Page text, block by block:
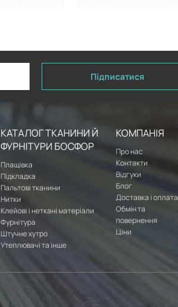
Підписатися
КАТАЛОГ ТКАНИНИ Й
ФУРНІТУРИ БОСФОР
Плащівка
Підкладка
Пальтові тканини
Нитки
Клейові і неткані матеріали
Фурнітура
Штучне хутро
Утеплювачі та інше
КОМПАНІЯ
Про нас
Контакти
Відгуки
Блог
Доставка і оплата
Обмін та
повернення
Ціни